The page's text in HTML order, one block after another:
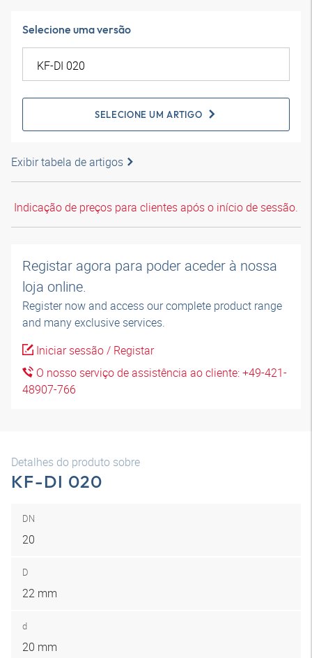
Selecione uma versão
SELECIONE UM ARTIGO
Exibir tabela de artigos
Indicação de preços para clientes após o início de sessão.
Registar agora para poder aceder à nossa
loja online.
Register now and access our complete product range
and many exclusive services.
Iniciar sessão / Registar
O nosso serviço de assistência ao cliente: +49-421-
48907-766
Detalhes do produto sobre
KF-DI 020
DN
20
D
22 mm
d
20 mm